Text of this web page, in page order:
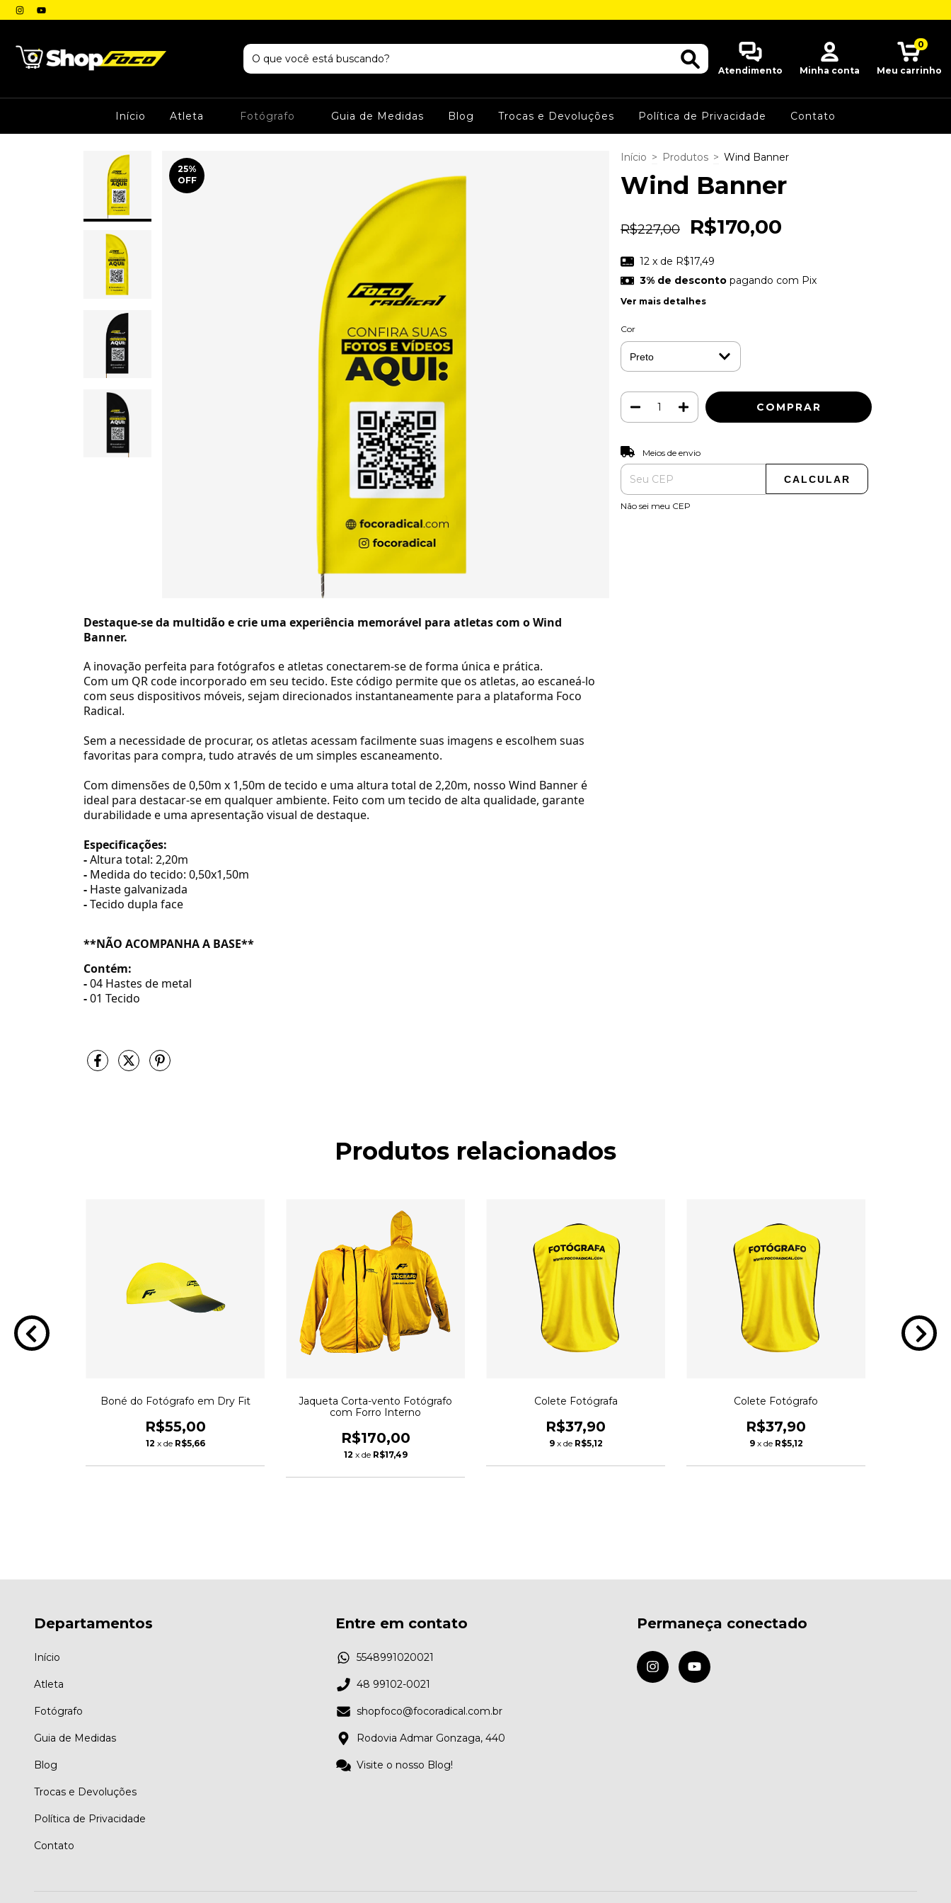
Atendimento Minha conta Meu carrinho
0
Início Atleta Fotógrafo Guia de Medidas Blog Trocas e Devoluções Política de Privacidade Contato
25%
OFF
Destaque-se da multidão e crie uma experiência memorável para atletas com o Wind
Banner.
A inovação perfeita para fotógrafos e atletas conectarem-se de forma única e prática.
Com um QR code incorporado em seu tecido. Este código permite que os atletas, ao escaneá-lo
com seus dispositivos móveis, sejam direcionados instantaneamente para a plataforma Foco
Radical.
Sem a necessidade de procurar, os atletas acessam facilmente suas imagens e escolhem suas
favoritas para compra, tudo através de um simples escaneamento.
Com dimensões de 0,50m x 1,50m de tecido e uma altura total de 2,20m, nosso Wind Banner é
ideal para destacar-se em qualquer ambiente. Feito com um tecido de alta qualidade, garante
durabilidade e uma apresentação visual de destaque.
Especificações:
-Altura total: 2,20m
- Medida do tecido: 0,50x1,50m
- Haste galvanizada
-Tecido dupla face
**NÃO ACOMPANHA A BASE**
Contém:
-04 Hastes de metal
-01 Tecido
Início > Produtos > Wind Banner
Wind Banner
R$227,00 R$170,00
12 x de R$17,49
3% de descontopagando com Pix
Ver mais detalhes
Cor
Entregas para o CEP:
Meios de envio
CALCULAR
Não sei meu CEP
Produtos relacionados
Boné do Fotógrafo em Dry Fit
R$55,00
12 x de R$5,66
Jaqueta Corta-vento Fotógrafo
com Forro Interno
R$170,00
12 x de R$17,49
Colete Fotógrafa
R$37,90
9 x de R$5,12
Colete Fotógrafo
R$37,90
9 x de R$5,12
Departamentos
Início
Atleta
Fotógrafo
Guia de Medidas
Blog
Trocas e Devoluções
Política de Privacidade
Contato
Entre em contato
5548991020021
48 99102-0021
shopfoco@focoradical.com.br
Rodovia Admar Gonzaga, 440
Visite o nosso Blog!
Permaneça conectado